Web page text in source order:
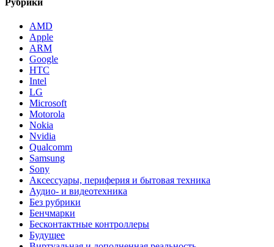
Рубрики
AMD
Apple
ARM
Google
HTC
Intel
LG
Microsoft
Motorola
Nokia
Nvidia
Qualcomm
Samsung
Sony
Аксессуары, периферия и бытовая техника
Аудио- и видеотехника
Без рубрики
Бенчмарки
Бесконтактные контроллеры
Будущее